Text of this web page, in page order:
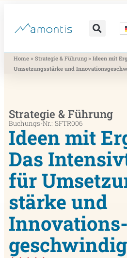
Home » Strategie & Führung» Ideen mit
Umsetzungs­stärke und
Strategie & Führung
Buchungs-Nr.: SFTR006
Ideen mit
Das
für
stärke und
Innovations­